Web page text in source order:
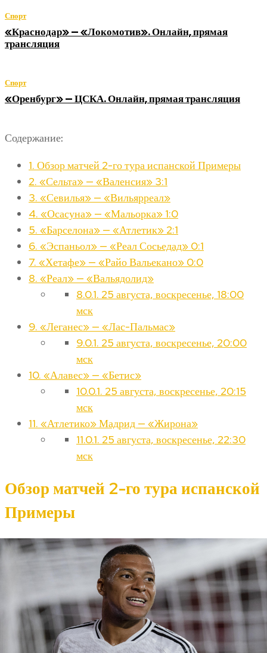
Спорт
«Краснодар» — «Локомотив». Онлайн, прямая
трансляция
Спорт
«Оренбург» — ЦСКА. Онлайн, прямая трансляция
Содержание:
1. Обзор матчей 2-го тура испанской Примеры
2. «Сельта» — «Валенсия» 3:1
3. «Севилья» — «Вильярреал»
4. «Осасуна» — «Мальорка» 1:0
5. «Барселона» — «Атлетик» 2:1
6. «Эспаньол» — «Реал Сосьедад» 0:1
7. «Хетафе» — «Райо Вальекано» 0:0
8. «Реал» — «Вальядолид»
8.0.1. 25 августа, воскресенье, 18:00
мск
9. «Леганес» — «Лас-Пальмас»
9.0.1. 25 августа, воскресенье, 20:00
мск
10. «Алавес» — «Бетис»
10.0.1. 25 августа, воскресенье, 20:15
мск
11. «Атлетико» Мадрид — «Жирона»
11.0.1. 25 августа, воскресенье, 22:30
мск
Обзор матчей 2-го тура испанской
Примеры